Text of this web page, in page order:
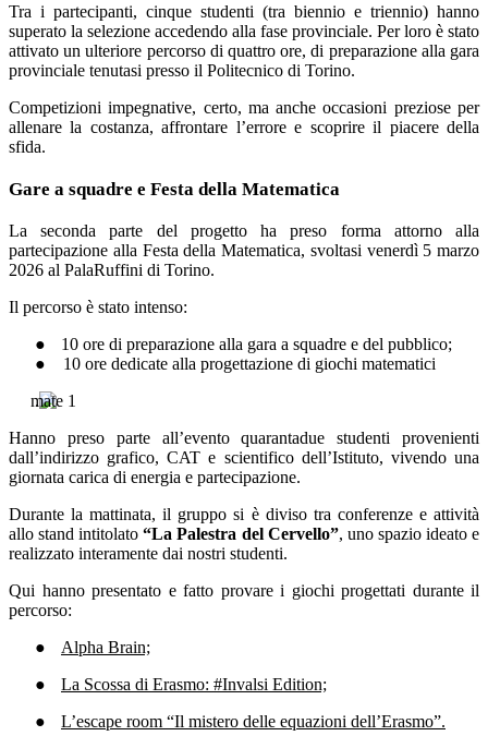
Tra i partecipanti, cinque studenti (tra biennio e triennio) hanno
superato la selezione accedendo alla fase provinciale. Per loro è stato
attivato un ulteriore percorso di quattro ore, di preparazione alla gara
provinciale tenutasi presso il Politecnico di Torino.
Competizioni impegnative, certo, ma anche occasioni preziose per
allenare la costanza, affrontare l’errore e scoprire il piacere della
sfida.
Gare a squadre e Festa della Matematica
La seconda parte del progetto ha preso forma attorno alla
partecipazione alla Festa della Matematica, svoltasi venerdì 5 marzo
2026 al PalaRuffini di Torino.
Il percorso è stato intenso:
●
10 ore di preparazione alla gara a squadre e del pubblico;
● 10 ore dedicate alla progettazione di giochi matematici
.
Hanno preso parte all’evento quarantadue studenti provenienti
dall’indirizzo grafico, CAT e scientifico dell’Istituto, vivendo una
giornata carica di energia e partecipazione.
Durante la mattinata, il gruppo si è diviso tra conferenze e attività
allo stand intitolato“La Palestra del Cervello”, uno spazio ideato e
realizzato interamente dai nostri studenti.
Qui hanno presentato e fatto provare i giochi progettati durante il
percorso:
●
Alpha Brain;
●
La Scossa di Erasmo: #Invalsi Edition;
●
L’escape room “Il mistero delle equazioni dell’Erasmo”.